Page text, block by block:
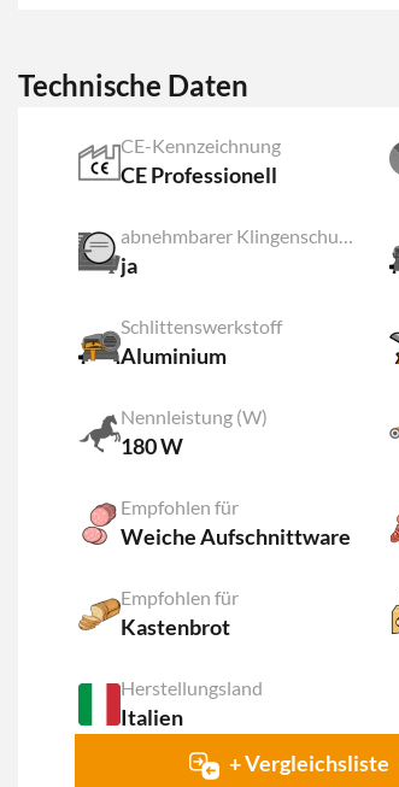
Technische Daten
CE-Kennzeichnung
CE Professionell
abnehmbarer Klingenschutz durch Knopf
ja
Schlittenswerkstoff
Aluminium
Nennleistung (W)
180 W
Empfohlen für
Weiche Aufschnittware
Empfohlen für
Kastenbrot
Herstellungsland
Italien
+ Vergleichsliste